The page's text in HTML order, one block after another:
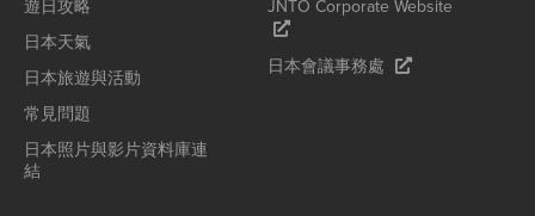
遊日攻略
日本天氣
日本旅遊與活動
常見問題
日本照片與影片資料庫連
結
JNTO Corporate Website
日本會議事務處